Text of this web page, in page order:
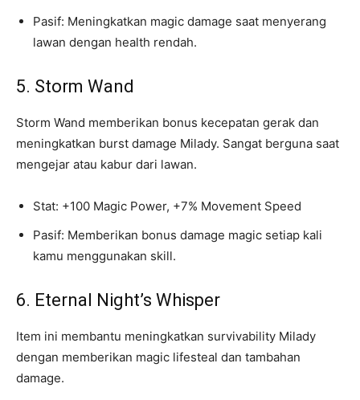
Pasif: Meningkatkan magic damage saat menyerang
lawan dengan health rendah.
5. Storm Wand
Storm Wand memberikan bonus kecepatan gerak dan
meningkatkan burst damage Milady. Sangat berguna saat
mengejar atau kabur dari lawan.
Stat: +100 Magic Power, +7% Movement Speed
Pasif: Memberikan bonus damage magic setiap kali
kamu menggunakan skill.
6. Eternal Night’s Whisper
Item ini membantu meningkatkan survivability Milady
dengan memberikan magic lifesteal dan tambahan
damage.